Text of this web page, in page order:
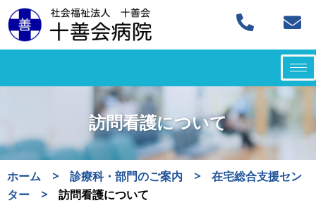
コ
ス
プ
訪問看護について
ホーム > 診療科・部門のご案内 > 在宅総合支援セン
ター > 訪問看護について